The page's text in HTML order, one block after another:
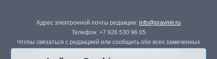
Адрес электронной почты редакции: info@pravmir.ru
Телефон: +7 926 530 96 05
Чтобы связаться с редакцией или сообщить обо всех замеченных